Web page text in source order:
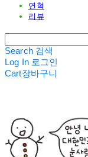
연혁
리뷰
Search 검색
Log In 로그인
Cart장바구니